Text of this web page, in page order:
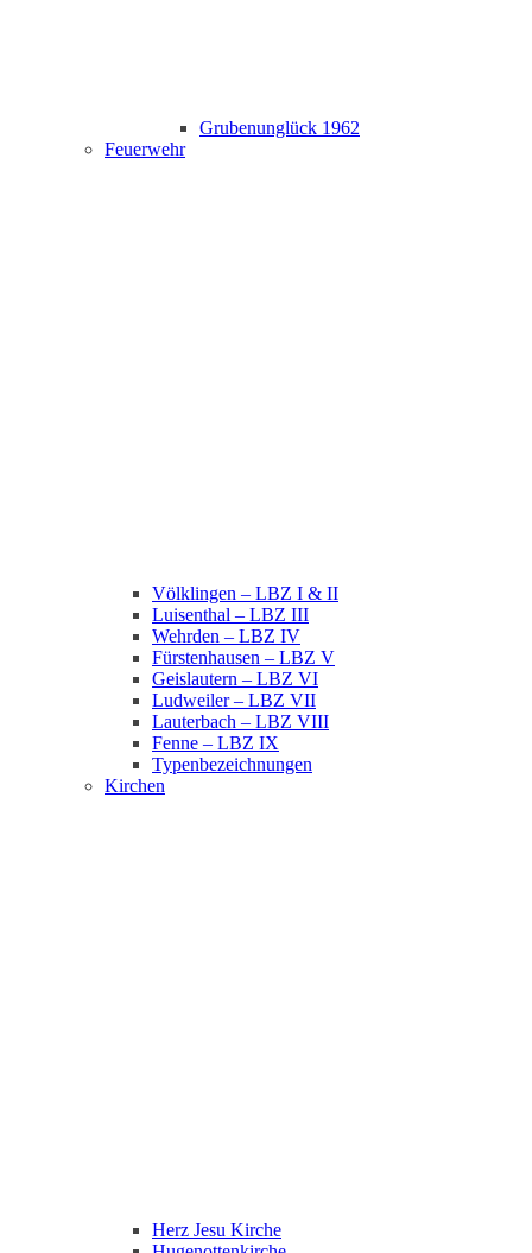
Grubenunglück 1962
Feuerwehr
Völklingen – LBZ I & II
Luisenthal – LBZ III
Wehrden – LBZ IV
Fürstenhausen – LBZ V
Geislautern – LBZ VI
Ludweiler – LBZ VII
Lauterbach – LBZ VIII
Fenne – LBZ IX
Typenbezeichnungen
Kirchen
Herz Jesu Kirche